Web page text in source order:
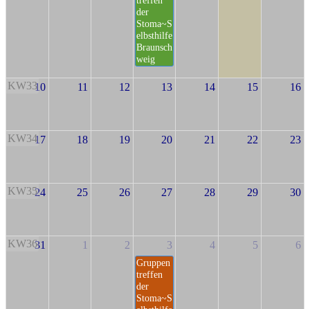
der
Stoma~S
elbsthilfe
Braunsch
weig
KW3310 11 12 13 14 15 16
KW3417 18 19 20 21 22 23
KW3524 25 26 27 28 29 30
KW3631 1 2 3
Gruppen
treffen
der
Stoma~S
4 5 6